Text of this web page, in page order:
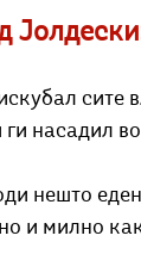
сите
насадил
нешто
и милно